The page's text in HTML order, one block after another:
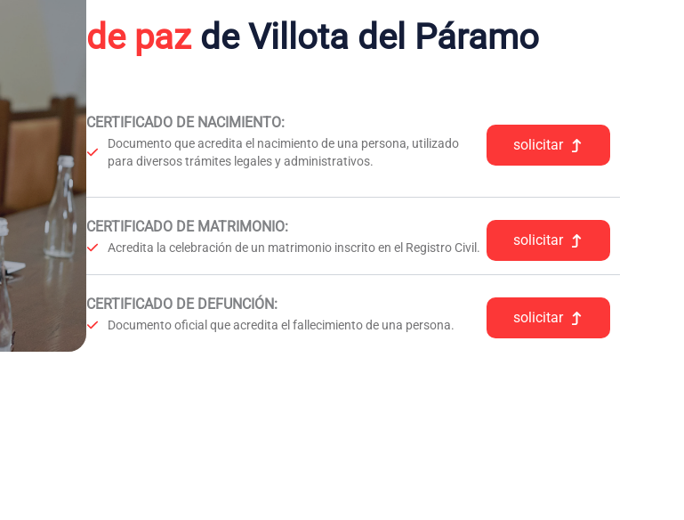
de pazde Villota del Páramo
CERTIFICADO DE NACIMIENTO:
Documento que acredita el nacimiento de una persona, utilizado
para diversos trámites legales y administrativos.
solicitar
CERTIFICADO DE MATRIMONIO:
Acredita la celebración de un matrimonio inscrito en el Registro Civil. solicitar
CERTIFICADO DE DEFUNCIÓN:
Documento oficial que acredita el fallecimiento de una persona. solicitar